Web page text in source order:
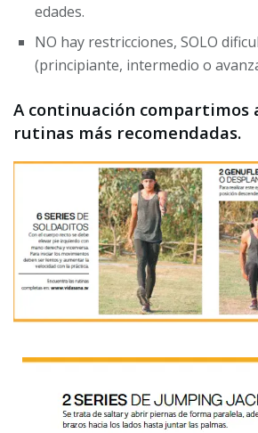
edades.
NO hay restricciones, SOLO
(principiante, intermedio o
A continuación compartimos
rutinas más recomendadas.